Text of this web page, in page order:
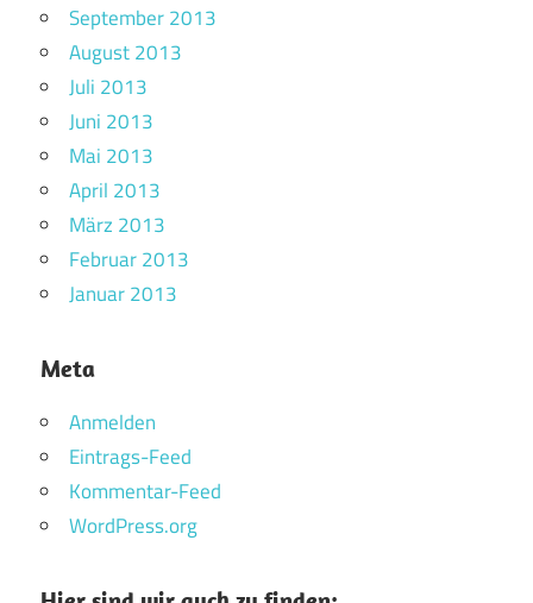
September 2013
August 2013
Juli 2013
Juni 2013
Mai 2013
April 2013
März 2013
Februar 2013
Januar 2013
Meta
Anmelden
Eintrags-Feed
Kommentar-Feed
WordPress.org